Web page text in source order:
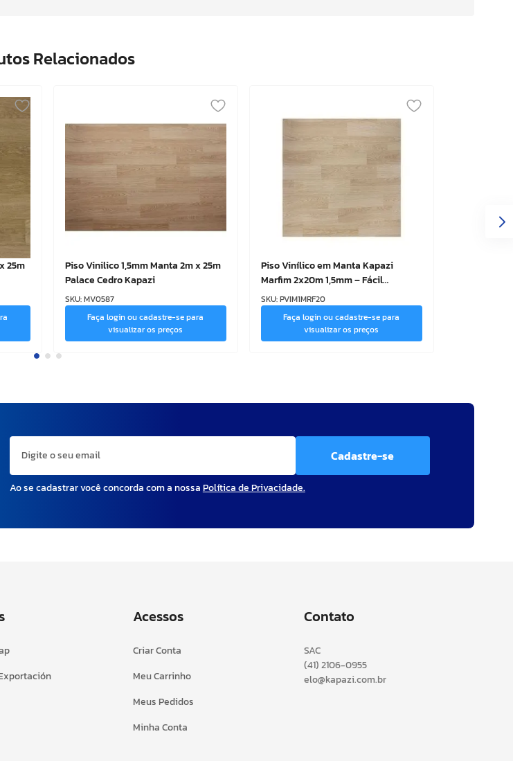
Relacionados
25m
Piso Vinilico 1,5mm Manta 2m x 25m
Palace Cedro Kapazi
SKU:MV0587
Faça login ou cadastre-se para
visualizar os preços
Piso Vinílico em Manta Kapazi
Marfim 2x20m 1,5mm – Fácil
Instalação
SKU:PVIM1MRF20
Faça login ou cadastre-se para
visualizar os preços
Cadastre-se
Ao se cadastrar você concorda com a nossaPolítica de Privacidade.
Acessos
Criar Conta
Meu Carrinho
Meus Pedidos
Minha Conta
Contato
SAC
(41) 2106-0955
elo@kapazi.com.br